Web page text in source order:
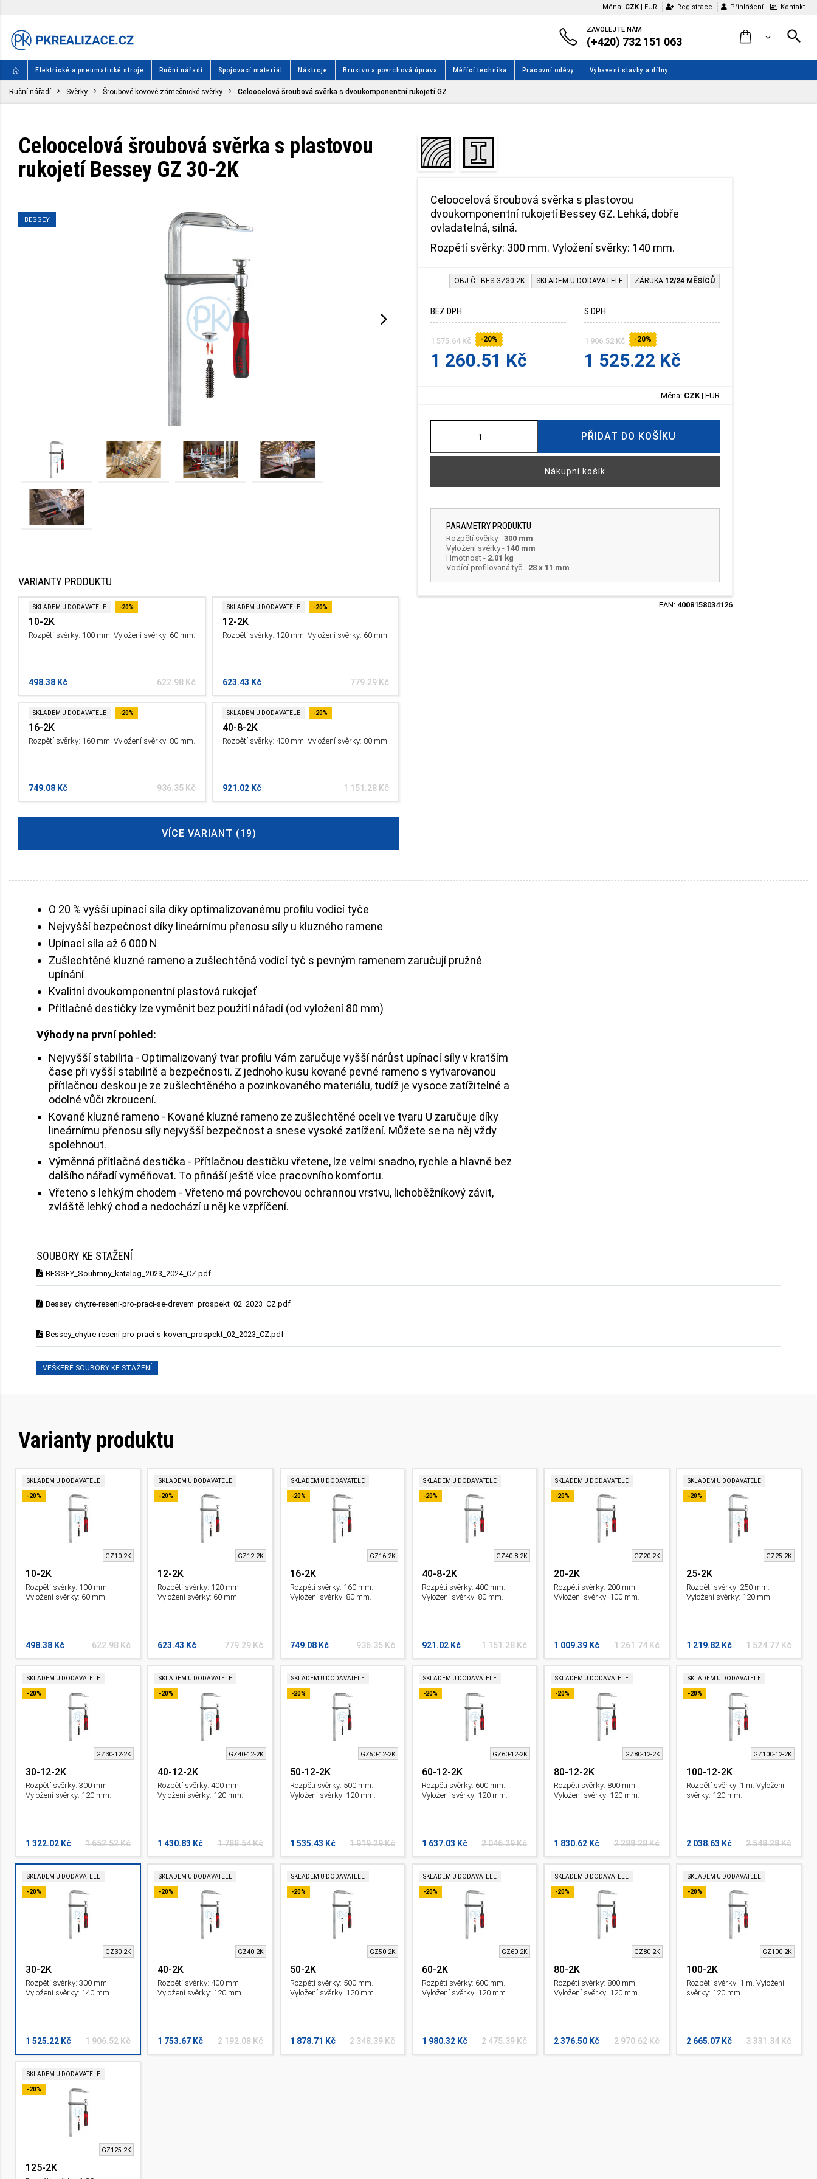
Měna: CZK | EUR Registrace Přihlášení Kontakt
ZAVOLEJTE NÁM
(+420) 732 151 063
Elektrické a pneumatické stroje Ruční nářadí Spojovací materiál Nástroje Brusivo a povrchová úprava Měřící technika Pracovní oděvy Vybavení stavby a dílny
Ruční nářadí Svěrky Šroubové kovové zámečnické svěrky Celoocelová šroubová svěrka s dvoukomponentní rukojetí GZ
Celoocelová šroubová svěrka s plastovou
rukojetí Bessey GZ 30-2K
BESSEY
VARIANTY PRODUKTU
SKLADEM U DODAVATELE -20%
10-2K
Rozpětí svěrky: 100 mm. Vyložení svěrky: 60 mm.
622.98 Kč
498.38 Kč
SKLADEM U DODAVATELE -20%
12-2K
Rozpětí svěrky: 120 mm. Vyložení svěrky: 60 mm.
779.29 Kč
623.43 Kč
SKLADEM U DODAVATELE -20%
16-2K
Rozpětí svěrky: 160 mm. Vyložení svěrky: 80 mm.
936.35 Kč
749.08 Kč
SKLADEM U DODAVATELE -20%
40-8-2K
Rozpětí svěrky: 400 mm. Vyložení svěrky: 80 mm.
1 151.28 Kč
921.02 Kč
VÍCE VARIANT (19)
Celoocelová šroubová svěrka s plastovou
dvoukomponentní rukojetí Bessey GZ. Lehká, dobře
ovladatelná, silná.
Rozpětí svěrky: 300 mm. Vyložení svěrky: 140 mm.
OBJ.Č.: BES-GZ30-2K SKLADEM U DODAVATELE ZÁRUKA 12/24 MĚSÍCŮ
BEZ DPH
1 575.64 Kč -20%
1 260.51 Kč
S DPH
1 906.52 Kč -20%
1 525.22 Kč
Měna: CZK| EUR
PŘIDAT DO KOŠÍKU
Nákupní košík
PARAMETRY PRODUKTU
Rozpětí svěrky- 300 mm
Vyložení svěrky- 140 mm
Hmotnost - 2.01 kg
Vodící profilovaná tyč - 28 x 11 mm
EAN: 4008158034126
O 20 % vyšší upínací síla díky optimalizovanému profilu vodicí tyče
Nejvyšší bezpečnost díky lineárnímu přenosu síly u kluzného ramene
Upínací síla až 6 000 N
Zušlechtěné kluzné rameno a zušlechtěná vodící tyč s pevným ramenem zaručují pružné
upínání
Kvalitní dvoukomponentní plastová rukojeť
Přítlačné destičky lze vyměnit bez použití nářadí (od vyložení 80 mm)
Výhody na první pohled:
Nejvyšší stabilita - Optimalizovaný tvar profilu Vám zaručuje vyšší nárůst upínací síly v kratším
čase při vyšší stabilitě a bezpečnosti. Z jednoho kusu kované pevné rameno s vytvarovanou
přítlačnou deskou je ze zušlechtěného a pozinkovaného materiálu, tudíž je vysoce zatížitelné a
odolné vůči zkroucení.
Kované kluzné rameno - Kované kluzné rameno ze zušlechtěné oceli ve tvaru U zaručuje díky
lineárnímu přenosu síly nejvyšší bezpečnost a snese vysoké zatížení. Můžete se na něj vždy
spolehnout.
Výměnná přítlačná destička - Přítlačnou destičku vřetene, lze velmi snadno, rychle a hlavně bez
dalšího nářadí vyměňovat. To přináší ještě více pracovního komfortu.
Vřeteno s lehkým chodem - Vřeteno má povrchovou ochrannou vrstvu, lichoběžníkový závit,
zvláště lehký chod a nedochází u něj ke vzpříčení.
SOUBORY KE STAŽENÍ
BESSEY_Souhrnny_katalog_2023_2024_CZ.pdf
Bessey_chytre-reseni-pro-praci-se-drevem_prospekt_02_2023_CZ.pdf
Bessey_chytre-reseni-pro-praci-s-kovem_prospekt_02_2023_CZ.pdf
VEŠKERÉ SOUBORY KE STAŽENÍ
Varianty produktu
SKLADEM U DODAVATELE
-20%
GZ10-2K
10-2K
Rozpětí svěrky: 100 mm.
Vyložení svěrky: 60 mm.
622.98 Kč
498.38 Kč
SKLADEM U DODAVATELE
-20%
GZ12-2K
12-2K
Rozpětí svěrky: 120 mm.
Vyložení svěrky: 60 mm.
779.29 Kč
623.43 Kč
SKLADEM U DODAVATELE
-20%
GZ16-2K
16-2K
Rozpětí svěrky: 160 mm.
Vyložení svěrky: 80 mm.
936.35 Kč
749.08 Kč
SKLADEM U DODAVATELE
-20%
GZ40-8-2K
40-8-2K
Rozpětí svěrky: 400 mm.
Vyložení svěrky: 80 mm.
1 151.28 Kč
921.02 Kč
SKLADEM U DODAVATELE
-20%
GZ20-2K
20-2K
Rozpětí svěrky: 200 mm.
Vyložení svěrky: 100 mm.
1 261.74 Kč
1 009.39 Kč
SKLADEM U DODAVATELE
-20%
GZ25-2K
25-2K
Rozpětí svěrky: 250 mm.
Vyložení svěrky: 120 mm.
1 524.77 Kč
1 219.82 Kč
SKLADEM U DODAVATELE
-20%
GZ30-12-2K
30-12-2K
Rozpětí svěrky: 300 mm.
Vyložení svěrky: 120 mm.
1 652.52 Kč
1 322.02 Kč
SKLADEM U DODAVATELE
-20%
GZ40-12-2K
40-12-2K
Rozpětí svěrky: 400 mm.
Vyložení svěrky: 120 mm.
1 788.54 Kč
1 430.83 Kč
SKLADEM U DODAVATELE
-20%
GZ50-12-2K
50-12-2K
Rozpětí svěrky: 500 mm.
Vyložení svěrky: 120 mm.
1 919.29 Kč
1 535.43 Kč
SKLADEM U DODAVATELE
-20%
GZ60-12-2K
60-12-2K
Rozpětí svěrky: 600 mm.
Vyložení svěrky: 120 mm.
2 046.29 Kč
1 637.03 Kč
SKLADEM U DODAVATELE
-20%
GZ80-12-2K
80-12-2K
Rozpětí svěrky: 800 mm.
Vyložení svěrky: 120 mm.
2 288.28 Kč
1 830.62 Kč
SKLADEM U DODAVATELE
-20%
GZ100-12-2K
100-12-2K
Rozpětí svěrky: 1 m. Vyložení
svěrky: 120 mm.
2 548.28 Kč
2 038.63 Kč
SKLADEM U DODAVATELE
-20%
GZ30-2K
30-2K
Rozpětí svěrky: 300 mm.
Vyložení svěrky: 140 mm.
1 906.52 Kč
1 525.22 Kč
SKLADEM U DODAVATELE
-20%
GZ40-2K
40-2K
Rozpětí svěrky: 400 mm.
Vyložení svěrky: 120 mm.
2 192.08 Kč
1 753.67 Kč
SKLADEM U DODAVATELE
-20%
GZ50-2K
50-2K
Rozpětí svěrky: 500 mm.
Vyložení svěrky: 120 mm.
2 348.39 Kč
1 878.71 Kč
SKLADEM U DODAVATELE
-20%
GZ60-2K
60-2K
Rozpětí svěrky: 600 mm.
Vyložení svěrky: 120 mm.
2 475.39 Kč
1 980.32 Kč
SKLADEM U DODAVATELE
-20%
GZ80-2K
80-2K
Rozpětí svěrky: 800 mm.
Vyložení svěrky: 120 mm.
2 970.62 Kč
2 376.50 Kč
SKLADEM U DODAVATELE
-20%
GZ100-2K
100-2K
Rozpětí svěrky: 1 m. Vyložení
svěrky: 120 mm.
3 331.34 Kč
2 665.07 Kč
SKLADEM U DODAVATELE
-20%
GZ125-2K
125-2K